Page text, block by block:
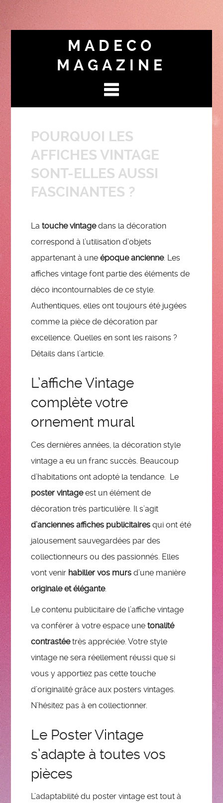
MADECO
MAGAZINE
POURQUOI LES
AFFICHES VINTAGE
SONT-ELLES AUSSI
FASCINANTES ?
Latouche vintagedans la décoration
correspond à l’utilisation d’objets
appartenant à uneépoque ancienne. Les
affiches vintage font partie des éléments de
déco incontournables de ce style.
Authentiques, elles ont toujours été jugées
comme la pièce de décoration par
excellence. Quelles en sont les raisons ?
Détails dans l’article.
L’affiche Vintage
complète votre
ornement mural
Ces dernières années, la décoration style
vintage a eu un franc succès. Beaucoup
d’habitations ont adopté la tendance. Le
poster vintageest un élément de
décoration très particulière. Il s’agit
d’anciennes affiches publicitaires qui ont été
jalousement sauvegardées par des
collectionneurs ou des passionnés. Elles
vont venir habiller vos murs d’une manière
originale et élégante.
Le contenu publicitaire de l’affiche vintage
va conférer à votre espace unetonalité
contrastéetrès appréciée. Votre style
vintage ne sera réellement réussi que si
vous y apportiez pas cette touche
d’originalité grâce aux posters vintages.
N’hésitez pas à en collectionner.
Le Poster Vintage
s’adapte à toutes vos
pièces
L’adaptabilité du poster vintage est tout à